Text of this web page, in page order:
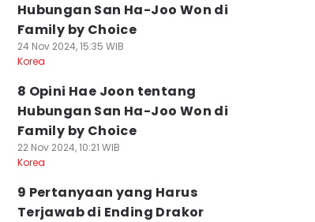
Hubungan San Ha-Joo Won di
Family by Choice
24 Nov 2024, 15:35 WIB
Korea
8 Opini Hae Joon tentang
Hubungan San Ha-Joo Won di
Family by Choice
22 Nov 2024, 10:21 WIB
Korea
9 Pertanyaan yang Harus
Terjawab di Ending Drakor